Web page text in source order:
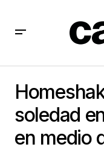
medio del camino
soledad
en medio